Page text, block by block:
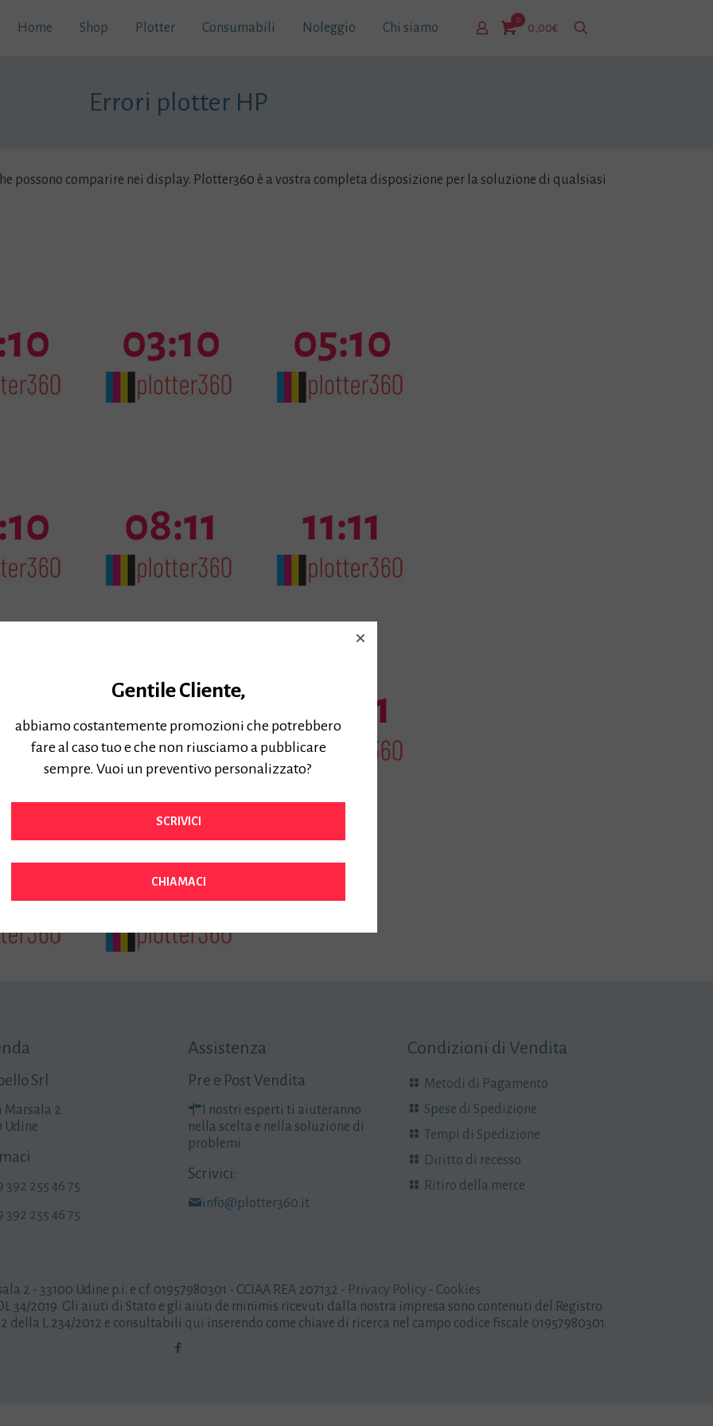
Home Shop Plotter Consumabili Noleggio Chi siamo
0
0,00€
Errori plotter HP
possono comparire nei display. Plotter360 è a vostra completa disposizione per la soluzione di qualsiasi
Srl
Marsala 2
Udine
392 255 46 75
392 255 46 75
Assistenza
Pre e Post Vendita
I nostri esperti ti aiuteranno
nella scelta e nella soluzione di
problemi
Scrivici:
info@plotter360.it
Condizioni di Vendita
Metodi di Pagamento
Spese di Spedizione
Tempi di Spedizione
Diritto di recesso
Ritiro della merce
2 - 33100 Udine p.i. e c.f. 01957980301 - CCIAA REA 207132 - Privacy Policy - Cookies
34/2019. Gli aiuti di Stato e gli aiuti de minimis ricevuti dalla nostra impresa sono contenuti del Registro
della L.234/2012 e consultabili qui inserendo come chiave di ricerca nel campo codice fiscale 01957980301.
Gentile Cliente,
abbiamo costantemente promozioni che potrebbero
fare al caso tuo e che non riusciamo a pubblicare
sempre. Vuoi un preventivo personalizzato?
SCRIVICI
CHIAMACI